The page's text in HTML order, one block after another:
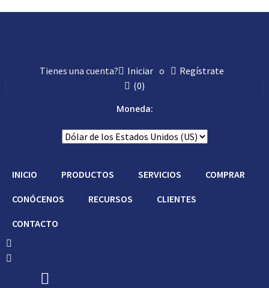
Tienes una cuenta? Iniciar o
Regístrate
(0)
Moneda:
INICIO PRODUCTOS SERVICIOS COMPRAR
CONÓCENOS RECURSOS CLIENTES
CONTACTO